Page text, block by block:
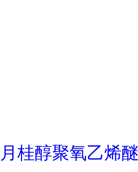
月桂醇聚氧乙烯